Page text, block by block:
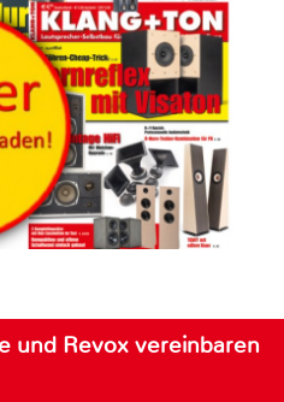
und Revox vereinbaren